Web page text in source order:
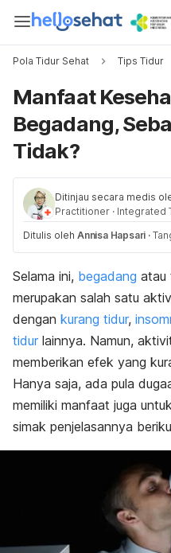
Pola Tidur Sehat Tips Tidur
Manfaat
Begadang,
Tidak?
Ditinjau secara medis
Practitioner · Integrated
Ditulis oleh Annisa Hapsari ·
Selama ini, begadang atau
merupakan salah satu
dengan kurang tidur,
tidur lainnya. Namun,
memberikan efek yang
Hanya saja, ada pula
memiliki manfaat juga
simak penjelasannya